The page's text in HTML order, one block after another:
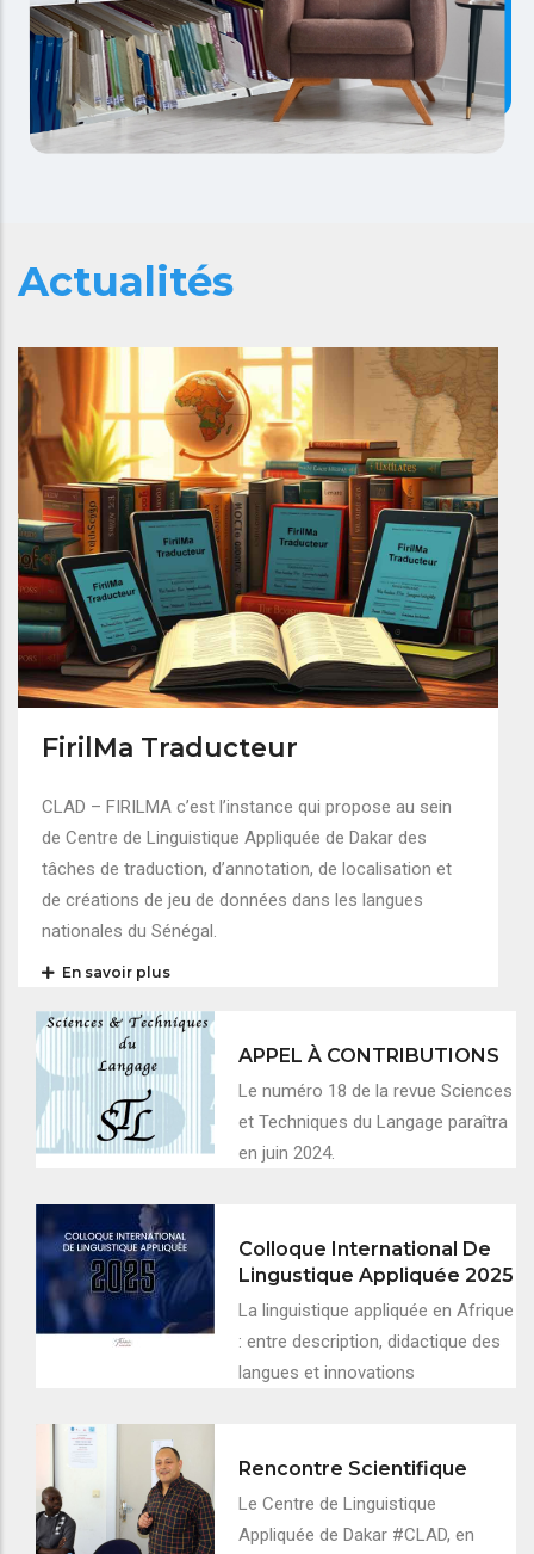
Actualités
FirilMa Traducteur
CLAD – FIRILMA c’est l’instance qui propose au sein
de Centre de Linguistique Appliquée de Dakar des
tâches de traduction, d’annotation, de localisation et
de créations de jeu de données dans les langues
nationales du Sénégal.
En savoir plus
APPEL À CONTRIBUTIONS
Le numéro 18 de la revue Sciences
et Techniques du Langage paraîtra
en juin 2024.
Colloque International De
Lingustique Appliquée 2025
La linguistique appliquée en Afrique
: entre description, didactique des
langues et innovations
Rencontre Scientifique
Le Centre de Linguistique
Appliquée de Dakar #CLAD, en